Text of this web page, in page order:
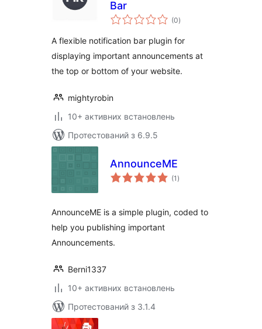
Bar
(0загальний
рейтинг
)
A flexible notification bar plugin for
displaying important announcements at
the top or bottom of your website.
mightyrobin
10+ активних встановлень
Протестований з 6.9.5
AnnounceME
(1 загальний
рейтинг
)
AnnounceME is a simple plugin, coded to
help you publishing important
Announcements.
Berni1337
10+ активних встановлень
Протестований з 3.1.4